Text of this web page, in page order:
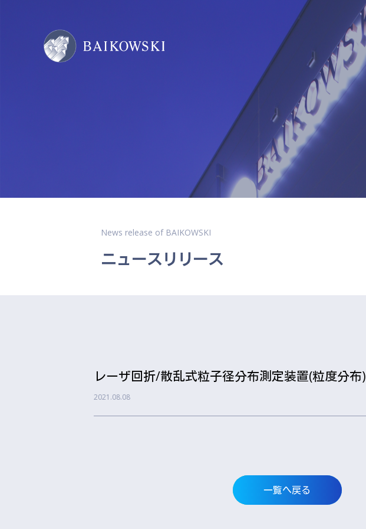
News release of BAIKOWSKI
ニュースリリース
レーザ回折/散乱式粒子径分布測定装置(粒度分布)
2021.08.08
一覧へ戻る